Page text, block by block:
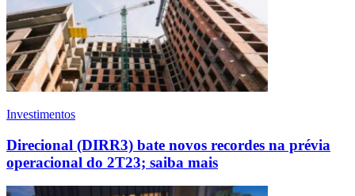
Investimentos
Direcional (DIRR3) bate novos recordes na prévia
operacional do 2T23; saiba mais